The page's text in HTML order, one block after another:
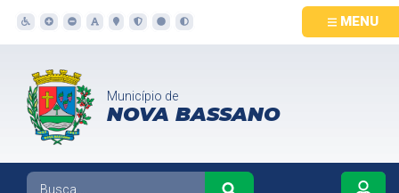
MENU
Município de
NOVA BASSANO